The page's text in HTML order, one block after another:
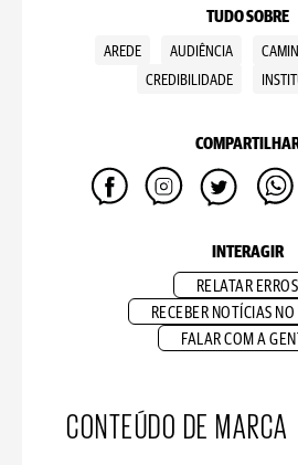
TUDO SOBRE
AREDE AUDIÊNCIA
CREDIBILIDADE
INTERAGIR
RELATAR ERROS
RECEBER NOTÍCIAS
FALAR COM A
CONTEÚDO DE MARCA